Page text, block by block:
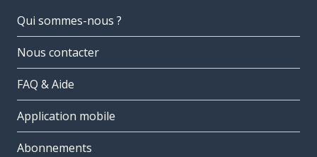
Qui sommes-nous ?
Nous contacter
FAQ & Aide
Application mobile
Abonnements